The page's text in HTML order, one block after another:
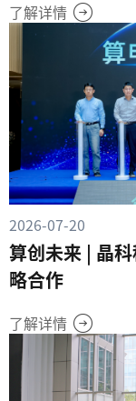
了解详情
2026-07-20
算创未来 | 晶
略合作
了解详情